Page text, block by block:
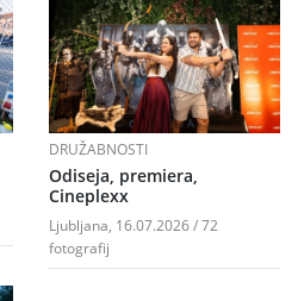
DRUŽABNOSTI
Odiseja, premiera,
Cineplexx
Ljubljana, 16.07.2026 / 72
fotografij